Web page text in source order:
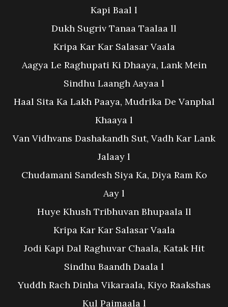
Kapi Baal l
Dukh Sugriv Tanaa Taalaa ll
Kripa Kar Kar Salasar Vaala
Aagya Le Raghupati Ki Dhaaya, Lank Mein
Sindhu Laangh Aayaa l
Haal Sita Ka Lakh Paaya, Mudrika De Vanphal
Khaaya l
Van Vidhvans Dashakandh Sut, Vadh Kar Lank
Jalaay l
Chudamani Sandesh Siya Ka, Diya Ram Ko
Aay l
Huye Khush Tribhuvan Bhupaala ll
Kripa Kar Kar Salasar Vaala
Jodi Kapi Dal Raghuvar Chaala, Katak Hit
Sindhu Baandh Daala l
Yuddh Rach Dinha Vikaraala, Kiyo Raakshas
Kul Paimaala l